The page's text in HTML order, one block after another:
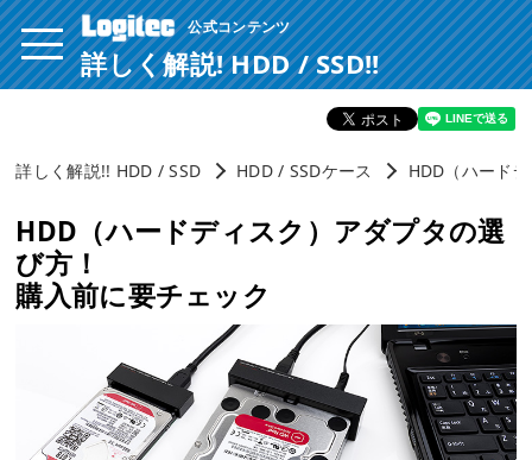
公式コンテンツ
詳しく解説! HDD / SSD!!
詳しく解説!! HDD / SSD HDD / SSDケース HDD（ハード
HDD（ハードディスク）アダプタの選
び方！
購入前に要チェック